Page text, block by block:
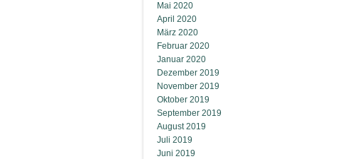
Mai 2020
April 2020
März 2020
Februar 2020
Januar 2020
Dezember 2019
November 2019
Oktober 2019
September 2019
August 2019
Juli 2019
Juni 2019